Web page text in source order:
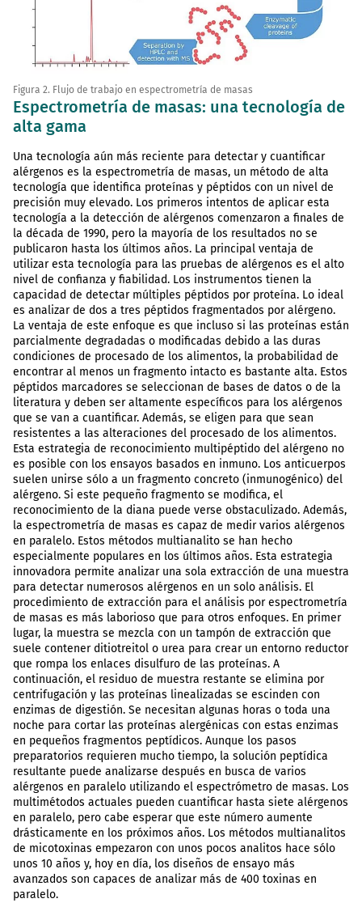
Figura 2. Flujo de trabajo en espectrometría de masas
Espectrometría de masas: una tecnología de
alta gama
Una tecnología aún más reciente para detectar y cuantificar
alérgenos es la espectrometría de masas, un método de alta
tecnología que identifica proteínas y péptidos con un nivel de
precisión muy elevado. Los primeros intentos de aplicar esta
tecnología a la detección de alérgenos comenzaron a finales de
la década de 1990, pero la mayoría de los resultados no se
publicaron hasta los últimos años. La principal ventaja de
utilizar esta tecnología para las pruebas de alérgenos es el alto
nivel de confianza y fiabilidad. Los instrumentos tienen la
capacidad de detectar múltiples péptidos por proteína. Lo ideal
es analizar de dos a tres péptidos fragmentados por alérgeno.
La ventaja de este enfoque es que incluso si las proteínas están
parcialmente degradadas o modificadas debido a las duras
condiciones de procesado de los alimentos, la probabilidad de
encontrar al menos un fragmento intacto es bastante alta. Estos
péptidos marcadores se seleccionan de bases de datos o de la
literatura y deben ser altamente específicos para los alérgenos
que se van a cuantificar. Además, se eligen para que sean
resistentes a las alteraciones del procesado de los alimentos.
Esta estrategia de reconocimiento multipéptido del alérgeno no
es posible con los ensayos basados en inmuno. Los anticuerpos
suelen unirse sólo a un fragmento concreto (inmunogénico) del
alérgeno. Si este pequeño fragmento se modifica, el
reconocimiento de la diana puede verse obstaculizado. Además,
la espectrometría de masas es capaz de medir varios alérgenos
en paralelo. Estos métodos multianalito se han hecho
especialmente populares en los últimos años. Esta estrategia
innovadora permite analizar una sola extracción de una muestra
para detectar numerosos alérgenos en un solo análisis. El
procedimiento de extracción para el análisis por espectrometría
de masas es más laborioso que para otros enfoques. En primer
lugar, la muestra se mezcla con un tampón de extracción que
suele contener ditiotreitol o urea para crear un entorno reductor
que rompa los enlaces disulfuro de las proteínas. A
continuación, el residuo de muestra restante se elimina por
centrifugación y las proteínas linealizadas se escinden con
enzimas de digestión. Se necesitan algunas horas o toda una
noche para cortar las proteínas alergénicas con estas enzimas
en pequeños fragmentos peptídicos. Aunque los pasos
preparatorios requieren mucho tiempo, la solución peptídica
resultante puede analizarse después en busca de varios
alérgenos en paralelo utilizando el espectrómetro de masas. Los
multimétodos actuales pueden cuantificar hasta siete alérgenos
en paralelo, pero cabe esperar que este número aumente
drásticamente en los próximos años. Los métodos multianalitos
de micotoxinas empezaron con unos pocos analitos hace sólo
unos 10 años y, hoy en día, los diseños de ensayo más
avanzados son capaces de analizar más de 400 toxinas en
paralelo.